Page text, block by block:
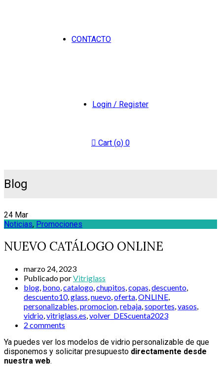
CONTACTO
Login / Register
Cart (o) 0
Blog
24 Mar
Noticias, Promociones
NUEVO CATÁLOGO ONLINE
marzo 24, 2023
Publicado porVitriglass
blog, bono,catalogo,chupitos,copas,descuento,
descuento10,glass,nuevo,oferta,ONLINE,
personalizables,promocion,rebaja,soportes,vasos,
vidrio,vitriglass.es,volver_DEScuenta2023
2 comments
Ya puedes ver los modelos de vidrio personalizable de que
disponemos y solicitar presupuesto directamente desde
nuestra web.